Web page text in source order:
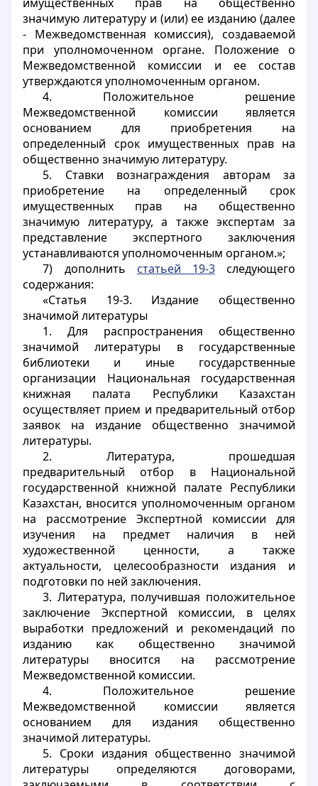
значимую литературу и (или) ее изданию (далее
- Межведомственная комиссия), создаваемой
при уполномоченном органе. Положение о
Межведомственной комиссии и ее состав
утверждаются уполномоченным органом.
4. Положительное решение
Межведомственной комиссии является
основанием для приобретения на
определенный срок имущественных прав на
общественно значимую литературу.
5. Ставки вознаграждения авторам за
приобретение на определенный срок
имущественных прав на общественно
значимую литературу, а также экспертам за
представление экспертного заключения
устанавливаются уполномоченным органом.»;
7) дополнить статьей 19-3следующего
содержания:
«Статья 19-3. Издание общественно
значимой литературы
1. Для распространения общественно
значимой литературы в государственные
библиотеки и иные государственные
организации Национальная государственная
книжная палата Республики Казахстан
осуществляет прием и предварительный отбор
заявок на издание общественно значимой
литературы.
2. Литература, прошедшая
предварительный отбор в Национальной
государственной книжной палате Республики
Казахстан, вносится уполномоченным органом
на рассмотрение Экспертной комиссии для
изучения на предмет наличия в ней
художественной ценности, а также
актуальности, целесообразности издания и
подготовки по ней заключения.
3. Литература, получившая положительное
заключение Экспертной комиссии, в целях
выработки предложений и рекомендаций по
изданию как общественно значимой
литературы вносится на рассмотрение
Межведомственной комиссии.
4. Положительное решение
Межведомственной комиссии является
основанием для издания общественно
значимой литературы.
5. Сроки издания общественно значимой
литературы определяются договорами,